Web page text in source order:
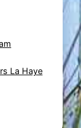
La Haye